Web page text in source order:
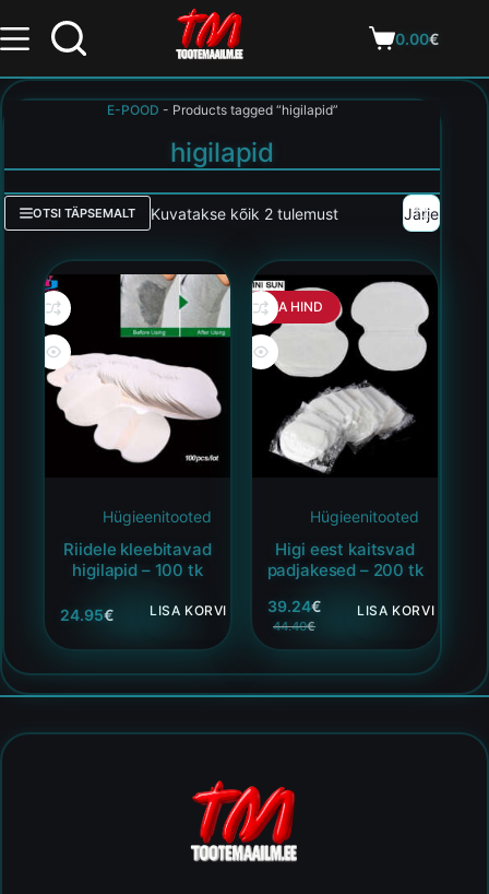
0.00€
E-POOD - Products tagged “higilapid”
higilapid
OTSI TÄPSEMALT Kuvatakse kõik 2 tulemust
Hügieenitooted
Riidele kleebitavad
higilapid – 100 tk
24.95€ LISA KORVI
HEA HIND
Hügieenitooted
Higi eest kaitsvad
padjakesed – 200 tk
44.40€
39.24€ LISA KORVI